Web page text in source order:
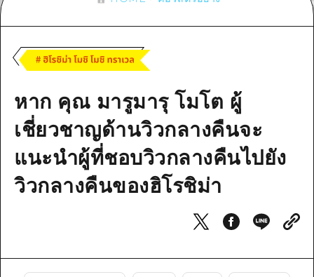
มาตรฐาน
ประวัติศาสตร์ / วัฒนธรรม
การรักษา
ธรรมชาติ
บริเวณรอบๆ มิยาจิมะ
ยามากุจิตะวันออก
บริเวณรอบๆ มิยาจิมะ
จังหวัดเอฮิเมะ
ตั๋วเที่ยวคุ้มค่าตั๋วเที่ยวคุ้มค่า
บริการรับฝากและจัดส่งสัมภาระ
ฮิโรชิมะโอโมะเตะนะชิ
ฮิโรชิม่า ฟรี Wi-Fi
TRAVELPAL International
คำถามที่พบบ่อย
ข่าว
อีเว้นท์
หาก คุณ มารูมารุ โมโต ผู้
เชี่ยวชาญด้านวิวกลางคืนจะ
แนะนำผู้ที่ชอบวิวกลางคืนไปยัง
วิวกลางคืนของฮิโรชิม่า